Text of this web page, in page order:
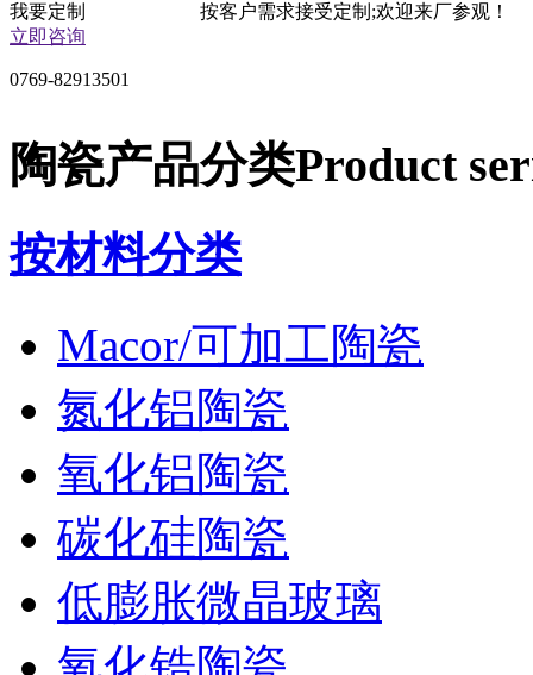
我要定制
按客户需求接受定制;欢迎来厂参观！
立即咨询
0769-82913501
陶瓷产品分类Product
按材料分类
Macor/可加工陶瓷
氮化铝陶瓷
氧化铝陶瓷
碳化硅陶瓷
低膨胀微晶玻璃